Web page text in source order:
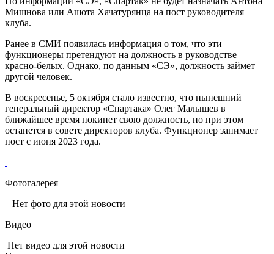
Мишнова или Ашота Хачатурянца на пост руководителя
клуба.
Ранее в СМИ появилась информация о том, что эти
функционеры претендуют на должность в руководстве
красно-белых. Однако, по данным «СЭ», должность займет
другой человек.
В воскресенье, 5 октября стало известно, что нынешний
генеральный директор «Спартака» Олег Малышев в
ближайшее время покинет свою должность, но при этом
останется в совете директоров клуба. Функционер занимает
пост с июня 2023 года.
Фотогалерея
Нет фото для этой новости
Видео
Нет видео для этой новости